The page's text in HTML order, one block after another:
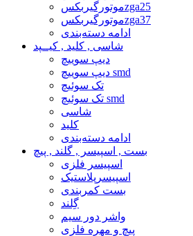
موتورگیربکسzga25
موتورگیربکسzga37
ادامه دسته‌بندی
شاسی , کلید , کیــپد
دیپ سوییچ
دیپ سوییچ smd
تک سوئیچ
تک سوئیچ smd
شاسی
کلید
ادامه دسته‌بندی
بست , اسپیسر , گلند , پیچ
اسپیسر فلزی
اسپیسرپلاستیک
بست کمربندی
گِلند
واشر دور سیم
پیچ و مهره فلزی